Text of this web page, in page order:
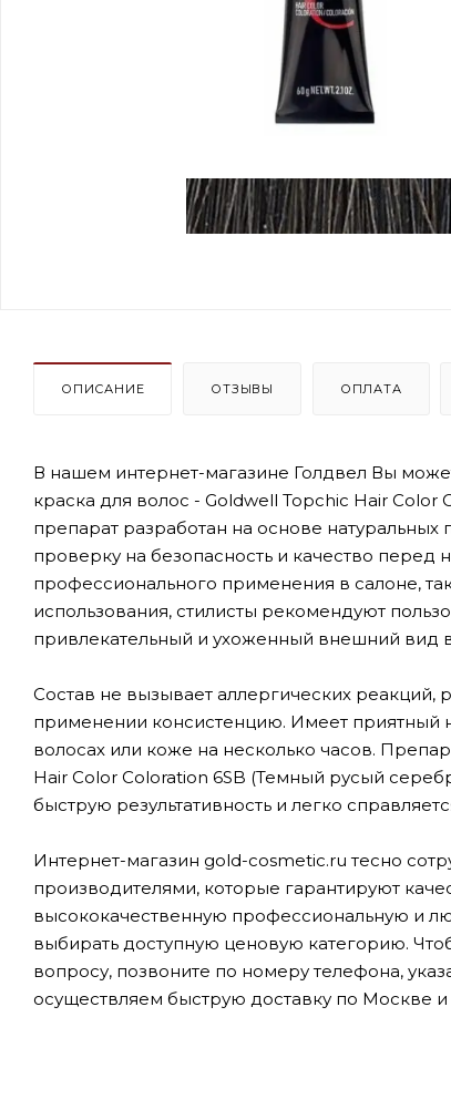
ОПИСАНИЕ ОТЗЫВЫ ОПЛАТА
В нашем интернет-магазине Голдвел Вы
краска для волос - Goldwell Topchic Hair
препарат разработан на основе
проверку на безопасность и качество перед
профессионального применения в салоне,
использования, стилисты рекомендуют
привлекательный и ухоженный внешний вид
Состав не вызывает аллергических
применении консистенцию. Имеет приятный
волосах или коже на несколько часов.
Hair Color Coloration 6SB (Темный русый
быструю результативность и легко
Интернет-магазин gold-cosmetic.ru тесно
производителями, которые гарантируют
высококачественную профессиональную и
выбирать доступную ценовую категорию.
вопросу, позвоните по номеру телефона,
осуществляем быструю доставку по Москве